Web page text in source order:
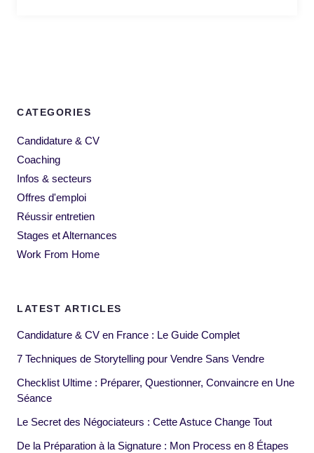
CATEGORIES
Candidature & CV
Coaching
Infos & secteurs
Offres d'emploi
Réussir entretien
Stages et Alternances
Work From Home
LATEST ARTICLES
Candidature & CV en France : Le Guide Complet
7 Techniques de Storytelling pour Vendre Sans Vendre
Checklist Ultime : Préparer, Questionner, Convaincre en Une
Séance
Le Secret des Négociateurs : Cette Astuce Change Tout
De la Préparation à la Signature : Mon Process en 8 Étapes